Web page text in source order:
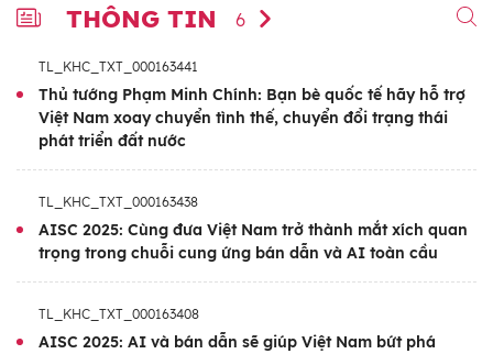
THÔNG TIN 6
TL_KHC_TXT_000163441
Thủ tướng Phạm Minh Chính: Bạn bè quốc tế hãy hỗ trợ
Việt Nam xoay chuyển tình thế, chuyển đổi trạng thái
phát triển đất nước
TL_KHC_TXT_000163438
AISC 2025: Cùng đưa Việt Nam trở thành mắt xích quan
trọng trong chuỗi cung ứng bán dẫn và AI toàn cầu
TL_KHC_TXT_000163408
AISC 2025: AI và bán dẫn sẽ giúp Việt Nam bứt phá